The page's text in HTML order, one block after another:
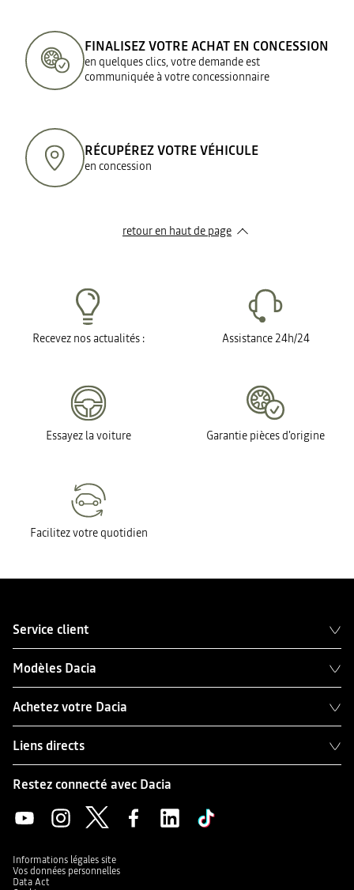
FINALISEZ VOTRE ACHAT EN CONCESSION
en quelques clics, votre demande est
communiquée à votre concessionnaire
RÉCUPÉREZ VOTRE VÉHICULE
en concession
retour en haut de page​
Recevez nos actualités : Assistance 24h/24
Essayez la voiture Garantie pièces d'origine
Facilitez votre quotidien
Service client
Modèles Dacia
Achetez votre Dacia
Liens directs
Restez connecté avec Dacia
Informations légales site
Vos données personnelles
Data Act